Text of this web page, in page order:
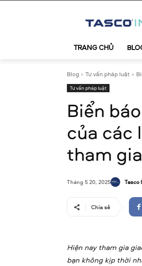
TRANG CHỦ
Blog Tư vấn pháp luật
Tư vấn pháp luật
Biển
của các
tham
Tháng 5 20, 2025 Tasco
Chia sẻ
Hiện nay tham gia
bạn không kịp thời